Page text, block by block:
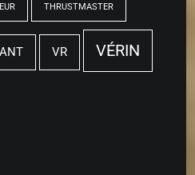
THRUSTMASTER
VR VÉRIN